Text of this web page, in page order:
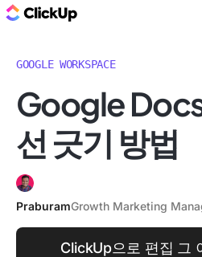
GOOGLE WORKSPACE
Google
선 긋기 방법
PraburamGrowth Marketing
ClickUp으로 편집 그